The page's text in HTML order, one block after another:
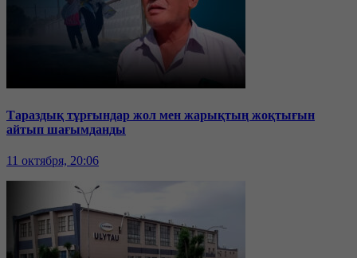
Тараздық тұрғындар жол мен жарықтың жоқтығын
айтып шағымданды
11 октября, 20:06